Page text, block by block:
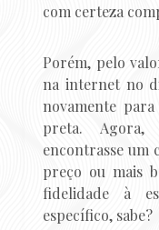
com certeza
Porém, pelo
na internet no
novamente
preta.
encontrasse um
preço ou mais
fidelidade à
específico, sabe?